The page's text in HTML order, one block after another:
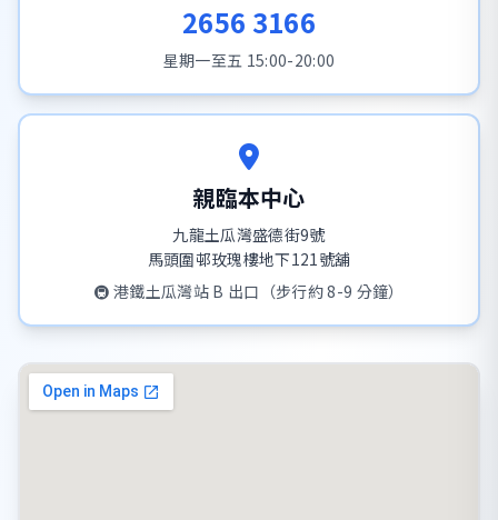
2656 3166
星期一至五 15:00-20:00
親臨本中心
九龍土瓜灣盛德街9號
馬頭圍邨玫瑰樓地下121號舖
🚇 港鐵土瓜灣站 B 出口（步行約 8-9 分鐘）